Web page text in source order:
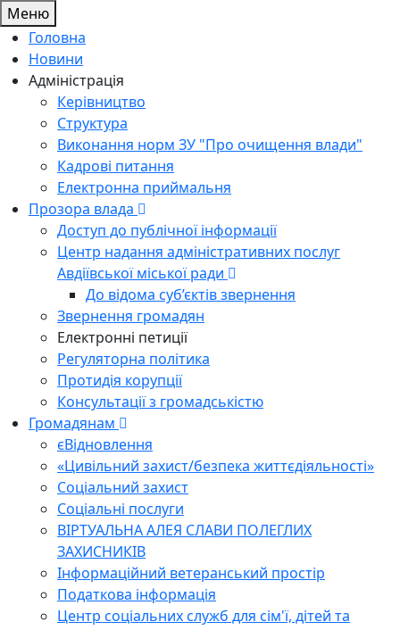
Меню
Головна
Новини
Адміністрація
Керівництво
Структура
Виконання норм ЗУ "Про очищення влади"
Кадрові питання
Електронна приймальня
Прозора влада
Доступ до публічної інформації
Центр надання адміністративних послуг
Авдіївської міської ради
До відома суб’єктів звернення
Звернення громадян
Електронні петиції
Регуляторна політика
Протидія корупції
Консультації з громадськістю
Громадянам
єВідновлення
«Цивільний захист/безпека життєдіяльності»
Соціальний захист
Соціальні послуги
ВІРТУАЛЬНА АЛЕЯ СЛАВИ ПОЛЕГЛИХ
ЗАХИСНИКІВ
Інформаційний ветеранський простір
Податкова інформація
Центр соціальних служб для сім'ї, дітей та